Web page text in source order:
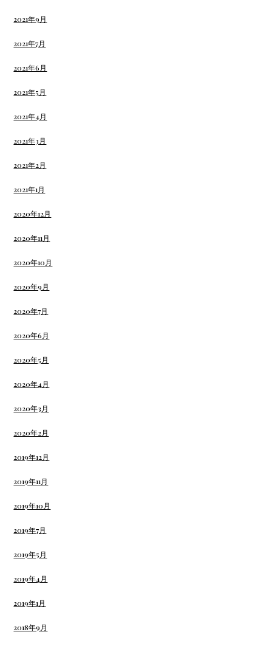
2021年9月
2021年7月
2021年6月
2021年5月
2021年4月
2021年3月
2021年2月
2021年1月
2020年12月
2020年11月
2020年10月
2020年9月
2020年7月
2020年6月
2020年5月
2020年4月
2020年3月
2020年2月
2019年12月
2019年11月
2019年10月
2019年7月
2019年5月
2019年4月
2019年1月
2018年9月